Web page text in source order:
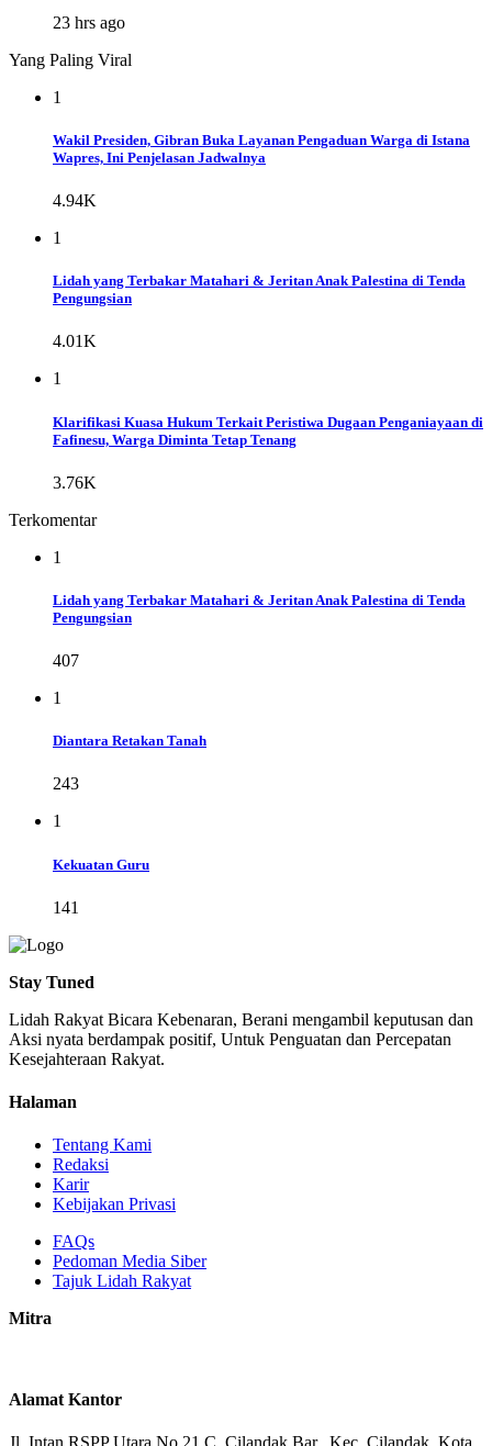
23 hrs ago
Yang Paling Viral
1
Wakil Presiden, Gibran Buka Layanan Pengaduan Warga di Istana
Wapres, Ini Penjelasan Jadwalnya
4.94K
1
Lidah yang Terbakar Matahari & Jeritan Anak Palestina di Tenda
Pengungsian
4.01K
1
Klarifikasi Kuasa Hukum Terkait Peristiwa Dugaan Penganiayaan di
Fafinesu, Warga Diminta Tetap Tenang
3.76K
Terkomentar
1
Lidah yang Terbakar Matahari & Jeritan Anak Palestina di Tenda
Pengungsian
407
1
Diantara Retakan Tanah
243
1
Kekuatan Guru
141
Stay Tuned
Lidah Rakyat Bicara Kebenaran, Berani mengambil keputusan dan
Aksi nyata berdampak positif, Untuk Penguatan dan Percepatan
Kesejahteraan Rakyat.
Halaman
Tentang Kami
Redaksi
Karir
Kebijakan Privasi
FAQs
Pedoman Media Siber
Tajuk Lidah Rakyat
Mitra
Alamat Kantor
Jl. Intan RSPP Utara No.21 C, Cilandak Bar., Kec. Cilandak, Kota